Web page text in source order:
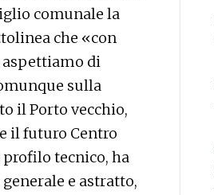
comunale la
che «con
aspettiamo di
sulla
il Porto vecchio,
il futuro Centro
tecnico, ha
e astratto,